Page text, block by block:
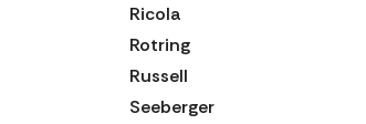
Ricola
Rotring
Russell
Seeberger